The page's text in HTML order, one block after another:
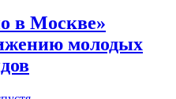
в Москве»
молодых